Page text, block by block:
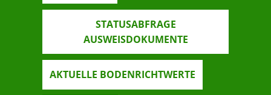
STATUSABFRAGE
AUSWEISDOKUMENTE
AKTUELLE BODENRICHTWERTE